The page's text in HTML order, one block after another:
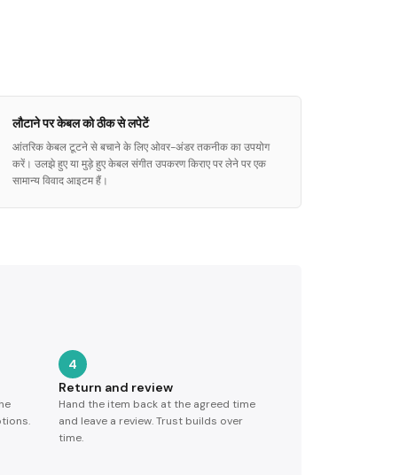
लौटाने पर केबल को ठीक से लपेटें
आंतरिक केबल टूटने से बचाने के लिए ओवर-अंडर तकनीक का उपयोग
करें। उलझे हुए या मुड़े हुए केबल संगीत उपकरण किराए पर लेने पर एक
सामान्य विवाद आइटम हैं।
4
Return and review
Hand the item back at the agreed time
and leave a review. Trust builds over
time.